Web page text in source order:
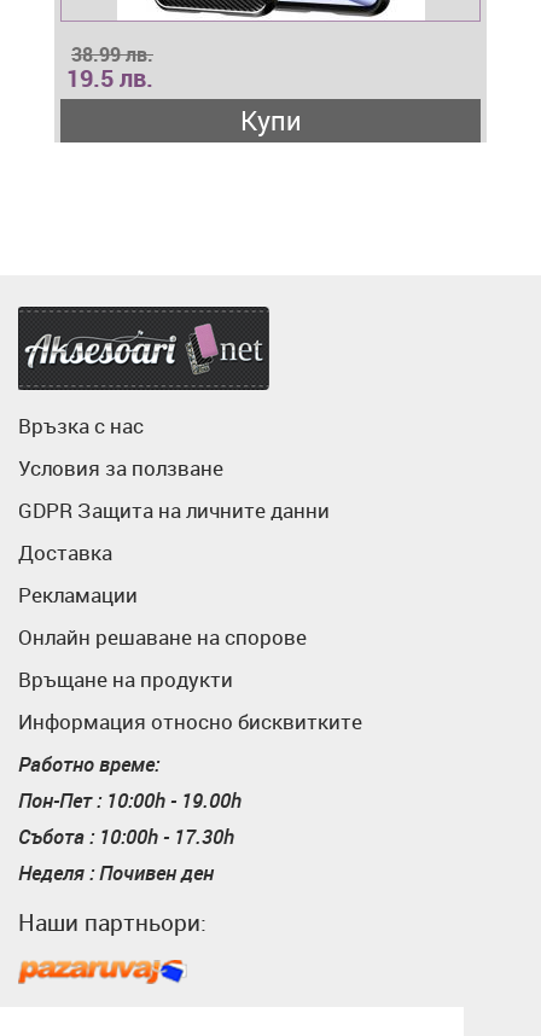
38.99 лв.
19.5 лв.
Купи
Връзка с нас
Условия за ползване
GDPR Защита на личните данни
Доставка
Рекламации
Онлайн решаване на спорове
Връщане на продукти
Информация относно бисквитките
Работно време:
Пон-Пет : 10:00h - 19.00h
Събота : 10:00h - 17.30h
Неделя : Почивен ден
Наши партньори: